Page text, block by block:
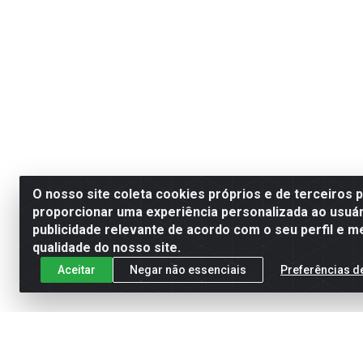
O nosso site coleta cookies próprios e de terceiros
proporcionar uma experiência personalizada ao
publicidade relevante de acordo com o seu perfil e
qualidade do nosso site.
Aceitar Negar não essenciais Preferências